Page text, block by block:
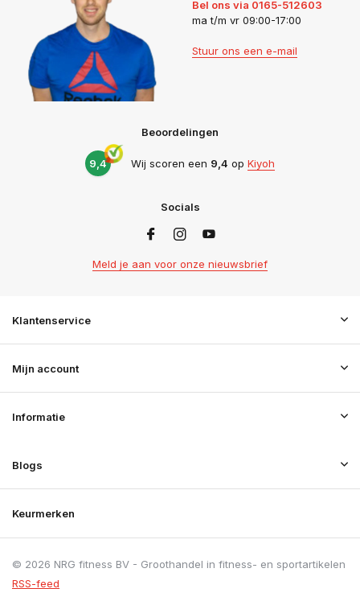
Bel ons via 0165-512603
ma t/m vr 09:00-17:00
Stuur ons een e-mail
Beoordelingen
9,4 Wij scoren een 9,4 op Kiyoh
Socials
Meld je aan voor onze nieuwsbrief
Klantenservice
Mijn account
Informatie
Blogs
Keurmerken
© 2026 NRG fitness BV - Groothandel in fitness- en sportartikelen
RSS-feed